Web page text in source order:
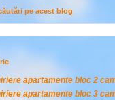
pe acest blog
apartamente bloc 2
apartamente bloc 3